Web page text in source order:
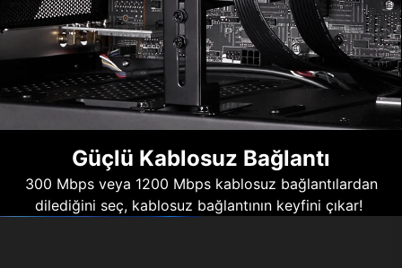
Güçlü Kablosuz Bağlantı
300 Mbps veya 1200 Mbps kablosuz bağlantılardan
dilediğini seç, kablosuz bağlantının keyfini çıkar!